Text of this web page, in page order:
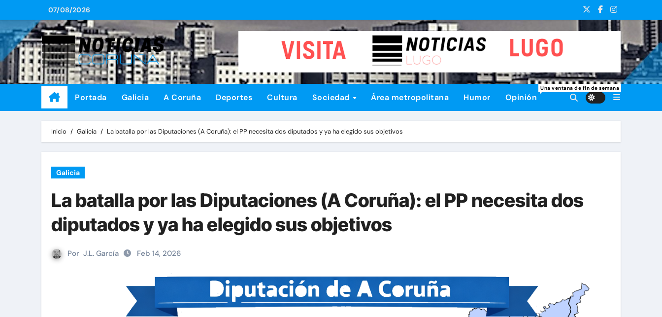
al
contenido
07/08/2026
Portada Galicia A Coruña Deportes Cultura Sociedad Área metropolitana Humor Opinión
Una ventana de fin de semana
Inicio Galicia La batalla por las Diputaciones (A Coruña): el PP necesita dos diputados y ya ha elegido sus objetivos
Galicia
La batalla por las Diputaciones (A Coruña): el PP necesita dos
diputados y ya ha elegido sus objetivos
Por J.L. García Feb 14, 2026